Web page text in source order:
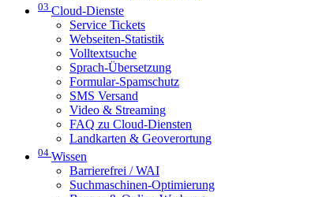
03 Cloud-Dienste
Service Tickets
Webseiten-Statistik
Volltextsuche
Sprach-Übersetzung
Formular-Spamschutz
SMS Versand
Video & Streaming
FAQ zu Cloud-Diensten
Landkarten & Geoverortung
04 Wissen
Barrierefrei / WAI
Suchmaschinen-Optimierung